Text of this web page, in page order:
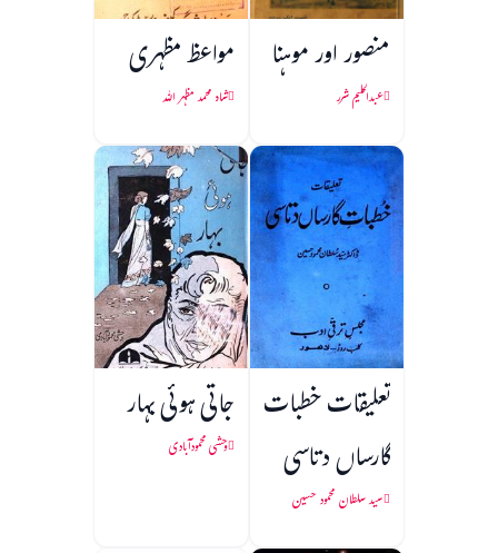
منصور اور موہنا
عبدالحلیم شرر
مواعظ مظہری
شاہ محمد مظہر اللہ
تعلیقات خطبات
گارساں دتاسی
سید سلطان محمود حسین
جاتی ہوئی بہار
وحشی محمودآبادی